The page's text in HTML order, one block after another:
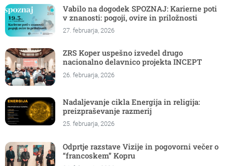
Vabilo na dogodek SPOZNAJ: Karierne poti
v znanosti: pogoji, ovire in priložnosti
27. februarja, 2026
ZRS Koper uspešno izvedel drugo
nacionalno delavnico projekta INCEPT
26. februarja, 2026
Nadaljevanje cikla Energija in religija:
preizpraševanje razmerij
25. februarja, 2026
Odprtje razstave Vizije in pogovorni večer o
“francoskem” Kopru